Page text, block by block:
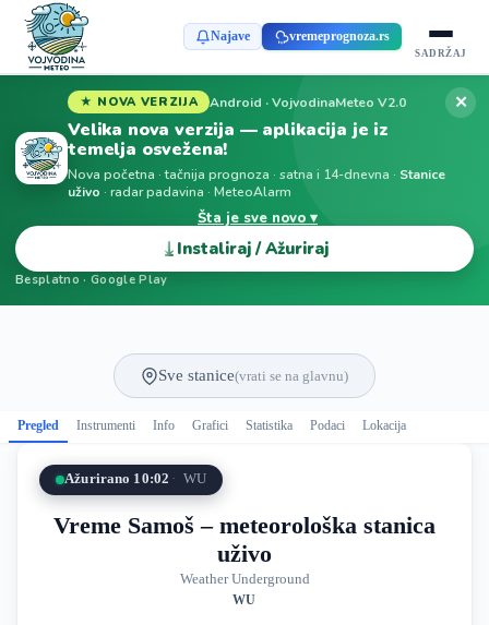
Najave vremeprognoza.rs
SADRŽAJ
★ NOVA VERZIJA Android · VojvodinaMeteo V2.0
Velika nova verzija — aplikacija je iz
temelja osvežena!
Nova početna · tačnija prognoza · satna i 14-dnevna · Stanice
uživo · radar padavina · MeteoAlarm
Šta je sve novo ▾
⤓ Instaliraj / Ažuriraj
Besplatno · Google Play
✕
Sve stanice(vrati se na glavnu)
Pregled Instrumenti Info Grafici Statistika Podaci Lokacija
Ažurirano 10:02 WU
Vreme Samoš – meteorološka stanica
uživo
Weather Underground
WU